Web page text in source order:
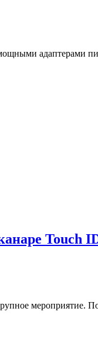
адаптерами
Touch
мероприятие.